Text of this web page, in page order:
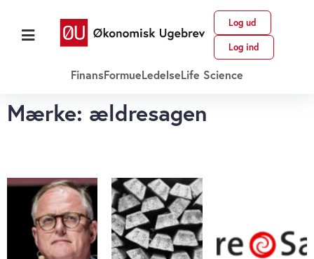
Log ud
Log ind
FinansFormueLedelseLife Science
Mærke: ældresagen